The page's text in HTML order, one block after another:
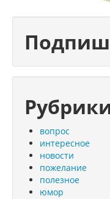
вопрос
интересное
новости
пожелание
полезное
юмор